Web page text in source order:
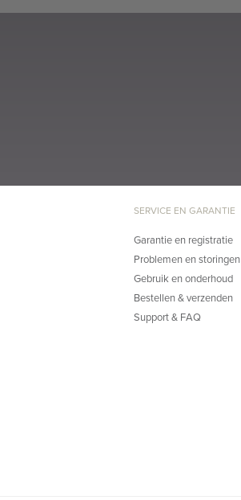
SERVICE EN GARANTIE
Garantie en registratie
Problemen en storingen
Gebruik en onderhoud
Bestellen & verzenden
Support & FAQ